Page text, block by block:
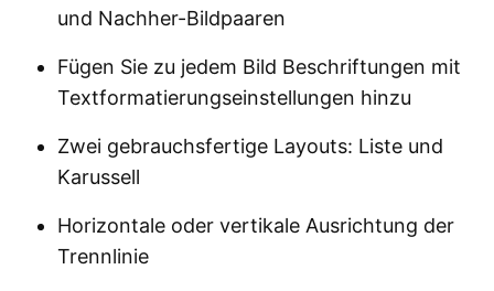
und Nachher-Bildpaaren
Fügen Sie zu jedem Bild Beschriftungen mit
Textformatierungseinstellungen hinzu
Zwei gebrauchsfertige Layouts: Liste und
Karussell
Horizontale oder vertikale Ausrichtung der
Trennlinie